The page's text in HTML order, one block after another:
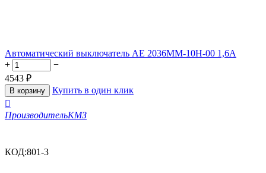
Автоматический выключатель АЕ 2036ММ-10Н-00 1,6А
+
−
4543 ₽
В корзину
Купить в один клик

ПроизводительКМЗ
КОД:801-3